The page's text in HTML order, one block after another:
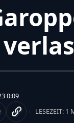
0:09
LESEZEIT: 1